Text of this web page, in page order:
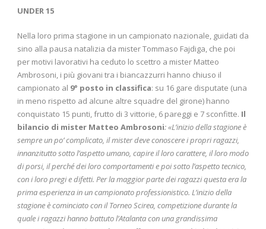
UNDER 15
Nella loro prima stagione in un campionato nazionale, guidati da
sino alla pausa natalizia da mister Tommaso Fajdiga, che poi
per motivi lavorativi ha ceduto lo scettro a mister Matteo
Ambrosoni, i più giovani tra i biancazzurri hanno chiuso il
campionato al 9° posto in classifica: su 16 gare disputate (una
in meno rispetto ad alcune altre squadre del girone) hanno
conquistato 15 punti, frutto di 3 vittorie, 6 pareggi e 7 sconfitte. Il
bilancio di mister Matteo Ambrosoni:«L’inizio della stagione è
sempre un po’ complicato, il mister deve conoscere i propri ragazzi,
innanzitutto sotto l’aspetto umano, capire il loro carattere, il loro modo
di porsi, il perché dei loro comportamenti e poi sotto l’aspetto tecnico,
con i loro pregi e difetti. Per la maggior parte dei ragazzi questa era la
prima esperienza in un campionato professionistico. L’inizio della
stagione è cominciato con il Torneo Scirea, competizione durante la
quale i ragazzi hanno battuto l’Atalanta con una grandissima